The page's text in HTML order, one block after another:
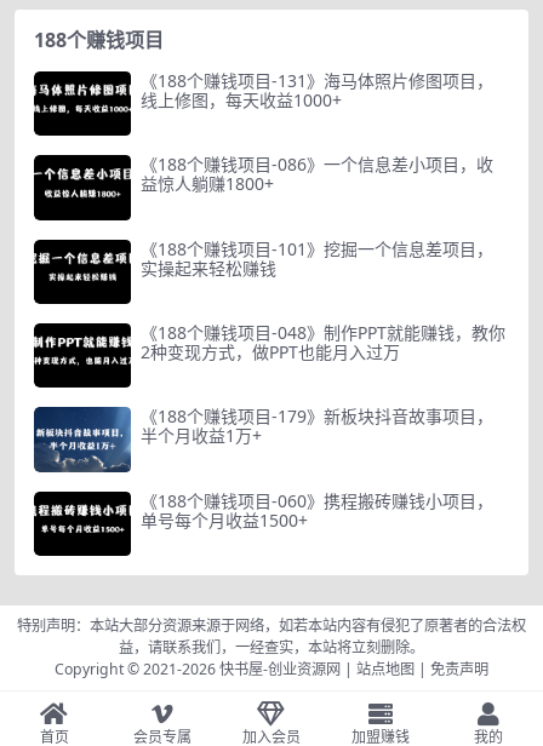
188个赚钱项目
《188个赚钱项目-131》海马体照片修图项目，
线上修图，每天收益1000+
《188个赚钱项目-086》一个信息差小项目，收
益惊人躺赚1800+
《188个赚钱项目-101》挖掘一个信息差项目，
实操起来轻松赚钱
《188个赚钱项目-048》制作PPT就能赚钱，教你
2种变现方式，做PPT也能月入过万
《188个赚钱项目-179》新板块抖音故事项目，
半个月收益1万+
《188个赚钱项目-060》携程搬砖赚钱小项目，
单号每个月收益1500+
特别声明：本站大部分资源来源于网络，如若本站内容有侵犯了原著者的合法权
益，请联系我们，一经查实，本站将立刻删除。
Copyright © 2021-2026快书屋-创业资源网 | 站点地图 | 免责声明
首页 会员专属 加入会员 加盟赚钱 我的